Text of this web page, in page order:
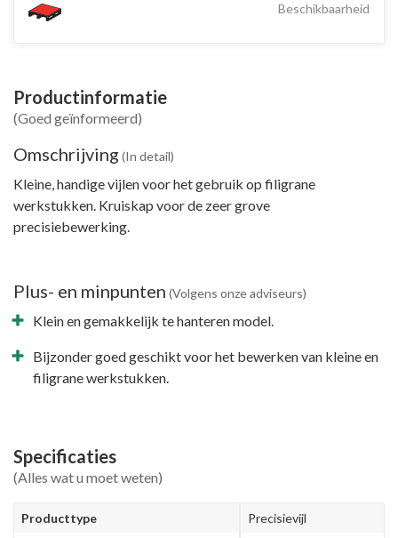
Beschikbaarheid
Productinformatie
(Goed geïnformeerd)
Omschrijving (In detail)
Kleine, handige vijlen voor het gebruik op filigrane
werkstukken. Kruiskap voor de zeer grove
precisiebewerking.
Plus- en minpunten (Volgens onze adviseurs)
Klein en gemakkelijk te hanteren model.
Bijzonder goed geschikt voor het bewerken van kleine en
filigrane werkstukken.
Specificaties
(Alles wat u moet weten)
Producttype
Precisievijl